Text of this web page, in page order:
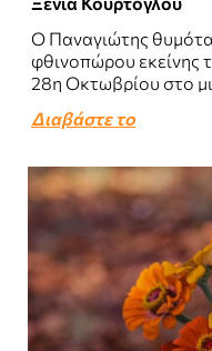
Ο Παναγιώτης
φθινοπώρου εκείνης
28η Οκτωβρίου στο
Διαβάστε το